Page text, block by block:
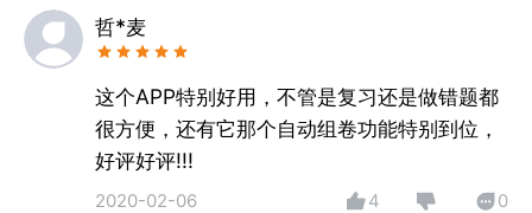
哲*麦
这个APP特别好用，不管是复习还是做错题都
很方便，还有它那个自动组卷功能特别到位，
好评好评!!!
2020-02-06 4 0